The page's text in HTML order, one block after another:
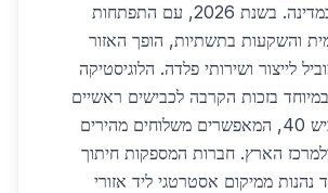
אזורים אחרים במדינה. בשנת 2026, עם התפתחות
והשקעות בתשתיות, הופך האזור
לייצור ושירותי פלדה. הלוגיסטיקה
בזכות הקרבה לכבישים ראשיים
כמו כביש 6 וכביש 40, המאפשרים משלוחים מהירים
הארץ. חברות המספקות חיתוך
נהנות ממיקום אסטרטגי ליד אזורי